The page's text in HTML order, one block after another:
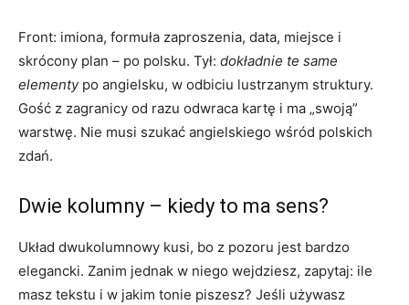
Front: imiona, formuła zaproszenia, data, miejsce i
skrócony plan – po polsku. Tył: dokładnie te same
elementypo angielsku, w odbiciu lustrzanym struktury.
Gość z zagranicy od razu odwraca kartę i ma „swoją”
warstwę. Nie musi szukać angielskiego wśród polskich
zdań.
Dwie kolumny – kiedy to ma sens?
Układ dwukolumnowy kusi, bo z pozoru jest bardzo
elegancki. Zanim jednak w niego wejdziesz, zapytaj: ile
masz tekstu i w jakim tonie piszesz? Jeśli używasz